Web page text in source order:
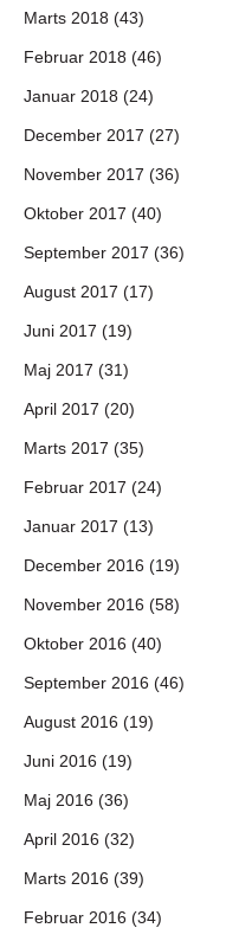
Marts 2018 (43)
Februar 2018 (46)
Januar 2018 (24)
December 2017 (27)
November 2017 (36)
Oktober 2017 (40)
September 2017 (36)
August 2017 (17)
Juni 2017 (19)
Maj 2017 (31)
April 2017 (20)
Marts 2017 (35)
Februar 2017 (24)
Januar 2017 (13)
December 2016 (19)
November 2016 (58)
Oktober 2016 (40)
September 2016 (46)
August 2016 (19)
Juni 2016 (19)
Maj 2016 (36)
April 2016 (32)
Marts 2016 (39)
Februar 2016 (34)